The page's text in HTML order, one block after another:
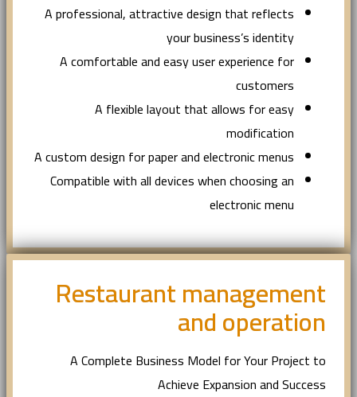
A professional, attractive design that reflects
your business’s identity
A comfortable and easy user experience for
customers
A flexible layout that allows for easy
modification
A custom design for paper and electronic menus
Compatible with all devices when choosing an
electronic menu
Restaurant management
and operation
A Complete Business Model for Your Project to
Achieve Expansion and Success